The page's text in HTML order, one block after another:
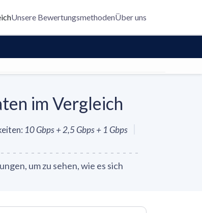
Unsere BewertungsmethodenÜber uns
im Vergleich
: 10 Gbps + 2,5 Gbps + 1 Gbps
um zu sehen, wie es sich